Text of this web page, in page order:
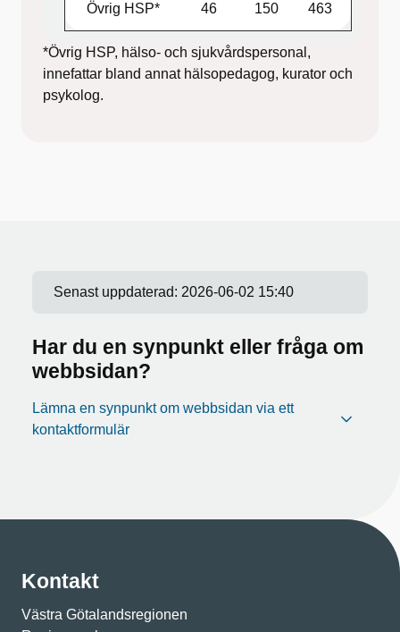
Övrig HSP* 46 150 463
*Övrig HSP, hälso- och sjukvårdspersonal,
innefattar bland annat hälsopedagog, kurator och
psykolog.
Senast uppdaterad: 2026-06-02 15:40
Har du en synpunkt eller fråga om
webbsidan?
Lämna en synpunkt om webbsidan via ett
kontaktformulär
Kontakt
Västra Götalandsregionen